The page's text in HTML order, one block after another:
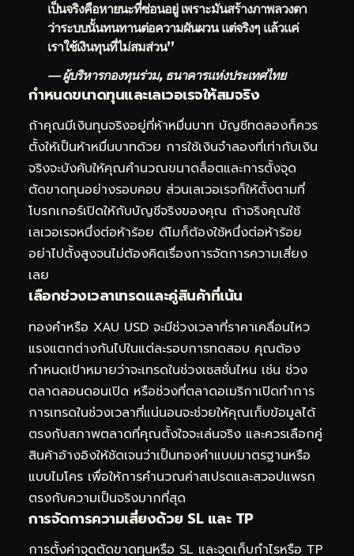
เป็นจริงคือหายนะที่ซ่อนอยู่ เพราะมันสร้างภาพลวงตา
ว่าระบบนั้นทนทานต่อความผันผวน แต่จริงๆ แล้วแค่
เราใช้เงินทุนที่ไม่สมส่วน”
— ผู้บริหารกองทุนร่วม, ธนาคารแห่งประเทศไทย
กำหนดขนาดทุนและเลเวอเรจให้สมจริง
ถ้าคุณมีเงินทุนจริงอยู่ที่ห้าหมื่นบาท บัญชีทดลองก็ควร
ตั้งให้เป็นห้าหมื่นบาทด้วย การใช้เงินจำลองที่เท่ากับเงิน
จริงจะบังคับให้คุณคำนวณขนาดล็อตและการตั้งจุด
ตัดขาดทุนอย่างรอบคอบ ส่วนเลเวอเรจก็ให้ตั้งตามที่
โบรกเกอร์เปิดให้กับบัญชีจริงของคุณ ถ้าจริงคุณใช้
เลเวอเรจหนึ่งต่อห้าร้อย ดีโมก็ต้องใช้หนึ่งต่อห้าร้อย
อย่าไปตั้งสูงจนไม่ต้องคิดเรื่องการจัดการความเสี่ยง
เลย
เลือกช่วงเวลาเทรดและคู่สินค้าที่เน้น
ทองคำหรือ XAU USD จะมีช่วงเวลาที่ราคาเคลื่อนไหว
แรงแตกต่างกันไปในแต่ละรอบการทดสอบ คุณต้อง
กำหนดเป้าหมายว่าจะเทรดในช่วงเซสชั่นไหน เช่น ช่วง
ตลาดลอนดอนเปิด หรือช่วงที่ตลาดอเมริกาเปิดทำการ
การเทรดในช่วงเวลาที่แน่นอนจะช่วยให้คุณเก็บข้อมูลได้
ตรงกับสภาพตลาดที่คุณตั้งใจจะเล่นจริง และควรเลือกคู่
สินค้าอ้างอิงให้ชัดเจนว่าเป็นทองคำแบบมาตรฐานหรือ
แบบไมโคร เพื่อให้การคำนวณค่าสเปรดและสวอปแพรก
ตรงกับความเป็นจริงมากที่สุด
การจัดการความเสี่ยงด้วย SL และ TP
การตั้งค่าจุดตัดขาดทุนหรือ SL และจุดเก็บกำไรหรือ TP